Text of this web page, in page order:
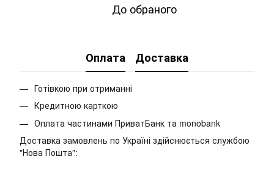
До обраного
Оплата Доставка
Готівкою при отриманні
Кредитною карткою
Оплата частинами ПриватБанк та monobank
Доставка замовлень по Україні здійснюється службою
"Нова Пошта":